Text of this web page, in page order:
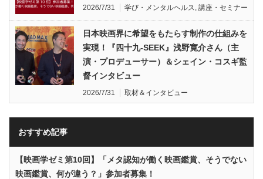
2026/7/31 学び・メンタルヘルス 講座・セミナー
日本映画界に希望をもたらす制作の仕組みを
実現！『四十九-SEEK』浅野寛介さん（主
演・プロデューサー）＆シェイン・コスギ監
督インタビュー
2026/7/31 取材＆インタビュー
おすすめ記事
【映画学ゼミ第10回】「メタ認知が働く映画鑑賞、そうでない
映画鑑賞、何が違う？」参加者募集！